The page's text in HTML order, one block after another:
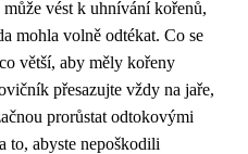
vést k uhnívání kořenů,
mohla volně odtékat. Co se
větší, aby měly kořeny
přesazujte vždy na jaře,
prorůstat odtokovými
to, abyste nepoškodili